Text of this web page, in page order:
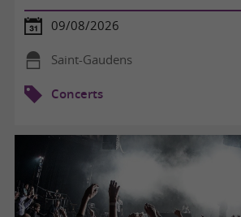
09/08/2026
Saint-Gaudens
Concerts